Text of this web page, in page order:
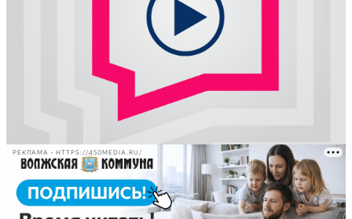
РЕКЛАМА • HTTPS://450MEDIA.RU/